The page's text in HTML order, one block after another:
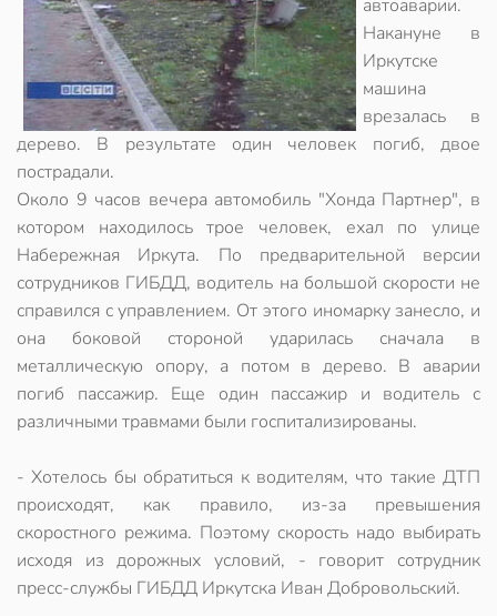
автоаварии.
Накануне в
Иркутске
машина
врезалась в
дерево. В результате один человек погиб, двое
пострадали.
Около 9 часов вечера автомобиль "Хонда Партнер", в
котором находилось трое человек, ехал по улице
Набережная Иркута. По предварительной версии
сотрудников ГИБДД, водитель на большой скорости не
справился с управлением. От этого иномарку занесло, и
она боковой стороной ударилась сначала в
металлическую опору, а потом в дерево. В аварии
погиб пассажир. Еще один пассажир и водитель с
различными травмами были госпитализированы.
- Хотелось бы обратиться к водителям, что такие ДТП
происходят, как правило, из-за превышения
скоростного режима. Поэтому скорость надо выбирать
исходя из дорожных условий, - говорит сотрудник
пресс-службы ГИБДД Иркутска Иван Добровольский.